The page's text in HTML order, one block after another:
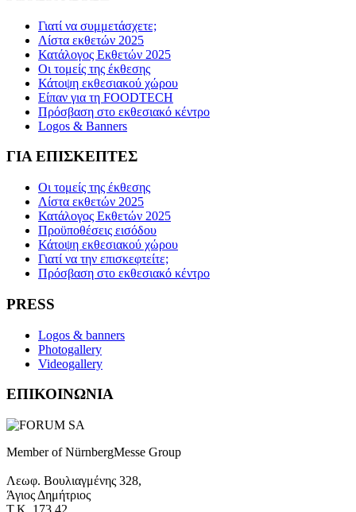
Γιατί να συμμετάσχετε;
Λίστα εκθετών 2025
Κατάλογος Εκθετών 2025
Οι τομείς της έκθεσης
Κάτοψη εκθεσιακού χώρου
Είπαν για τη FOODTECH
Πρόσβαση στο εκθεσιακό κέντρο
Logos & Banners
ΓΙΑ ΕΠΙΣΚΕΠΤΕΣ
Οι τομείς της έκθεσης
Λίστα εκθετών 2025
Κατάλογος Εκθετών 2025
Προϋποθέσεις εισόδου
Κάτοψη εκθεσιακού χώρου
Γιατί να την επισκεφτείτε;
Πρόσβαση στο εκθεσιακό κέντρο
PRESS
Logos & banners
Photogallery
Videogallery
ΕΠΙΚΟΙΝΩΝΙΑ
Member of NürnbergMesse Group
Λεωφ. Βουλιαγμένης 328,
Άγιος Δημήτριος
Τ.Κ. 173 42